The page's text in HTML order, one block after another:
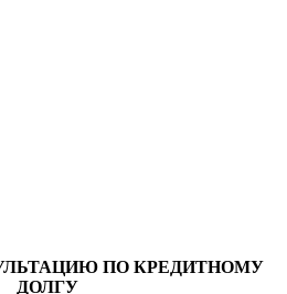
ПО КРЕДИТНОМУ
ДОЛГУ